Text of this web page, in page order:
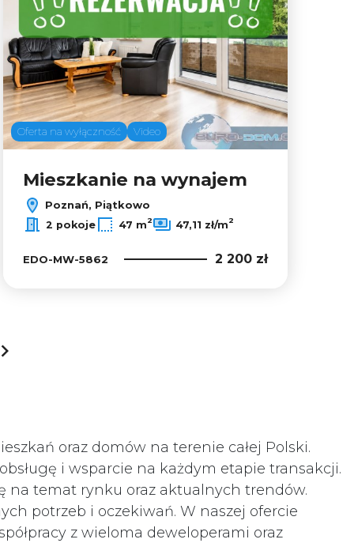
Oferta na wyłączność Video
Mieszkanie na wynajem
Poznań, Piątkowo
2 pokoje 47 m2 47,11 zł/m2
EDO-MW-5862 2 200 zł
next
oraz domów na terenie całej Polski.
i wsparcie na każdym etapie transakcji.
na temat rynku oraz aktualnych trendów.
potrzeb i oczekiwań. W naszej ofercie
z wieloma deweloperami oraz